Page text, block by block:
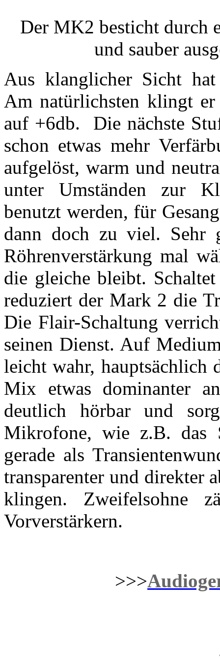
Der MK2 besticht durch
und sauber
Aus klanglicher Sicht
Am natürlichsten klingt
auf +6db. Die nächste
schon etwas mehr
aufgelöst, warm und
unter Umständen zur
benutzt werden, für
dann doch zu viel. Sehr
Röhrenverstärkung mal
die gleiche bleibt.
reduziert der Mark 2 die
Die Flair-Schaltung
seinen Dienst. Auf
leicht wahr, hauptsächlich
Mix etwas dominanter
deutlich hörbar und
Mikrofone, wie z.B. das
gerade als
transparenter und direkter
klingen. Zweifelsohne
Vorverstärkern.
>>>